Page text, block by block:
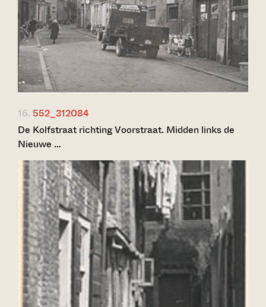
16. 552_312084
De Kolfstraat richting Voorstraat. Midden links de
Nieuwe …